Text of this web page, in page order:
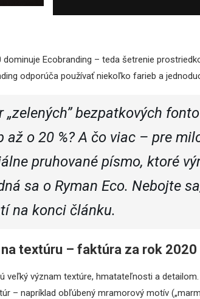
Ecobranding – teda šetrenie
odporúča používať niekoľko farieb a
„zelených” bezpatkových
až o 20 %? A čo viac – pre
pruhované písmo, ktoré
sa o Ryman Eco. Nebojte
na konci článku.
textúru – faktúra za rok 2020
veľký význam textúre, hmatateľnosti a
– napríklad obľúbený mramorový motív